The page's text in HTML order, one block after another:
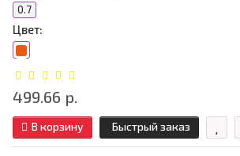
0.7
Цвет:
499.66 р.
В корзину Быстрый заказ